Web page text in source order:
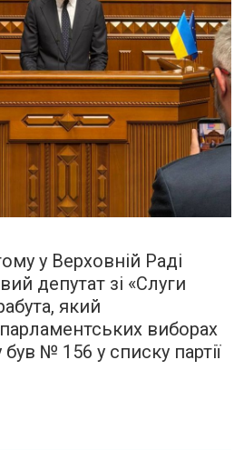
у Верховній Раді
депутат зі «Слуги
який
виборах
№ 156 у списку партії